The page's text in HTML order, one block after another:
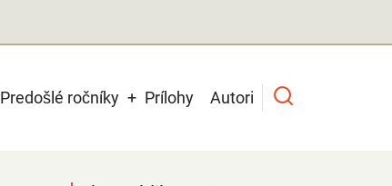
Predošlé ročníky Prílohy Autori